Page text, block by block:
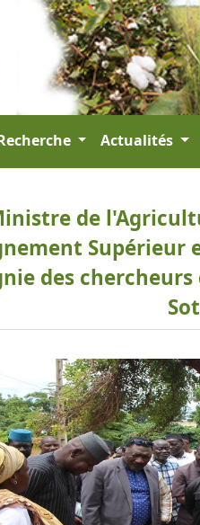
Actualités
de
Supérieur
des chercheurs